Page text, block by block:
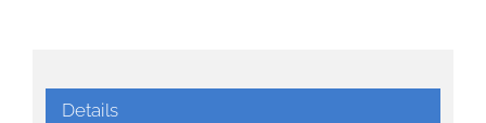
Details